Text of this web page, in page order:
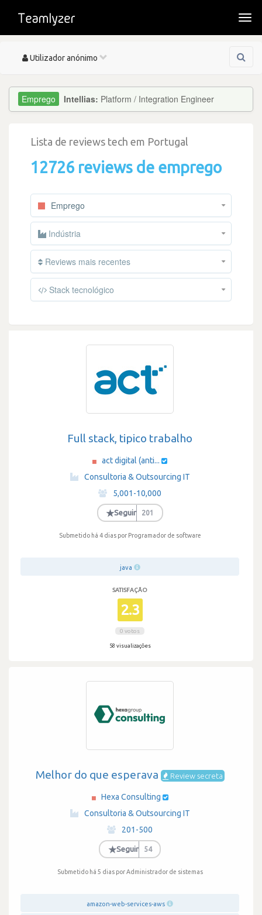
Toggle
Utilizador anónimo
Intellias: Platform / Integration Engineer
Lista de reviews tech em Portugal
12726 reviews de emprego
Emprego
Indústria
Reviews mais recentes
Stack tecnológico
Full stack, tipico trabalho
act digital (anti...
·
Consultoria & Outsourcing IT
·
5,001-10,000
·
★Seguir 201
Submetido há 4 dias por Programador de software
java
SATISFAÇÃO
2.3
0 votos
58 visualizações
Melhor do que esperava Review secreta
Hexa Consulting
·
Consultoria & Outsourcing IT
·
201-500
·
★Seguir 54
Submetido há 5 dias por Administrador de sistemas
amazon-web-services-aws